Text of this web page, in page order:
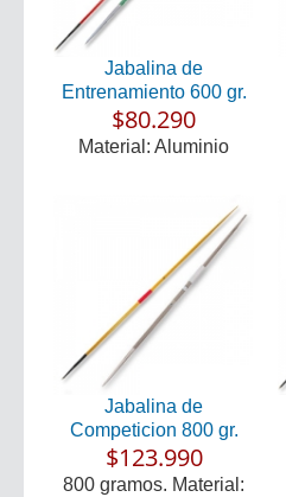
Jabalina de
Entrenamiento 600 gr.
$80.290
Material: Aluminio
Jabalina de
Competicion 800 gr.
$123.990
800 gramos. Material: